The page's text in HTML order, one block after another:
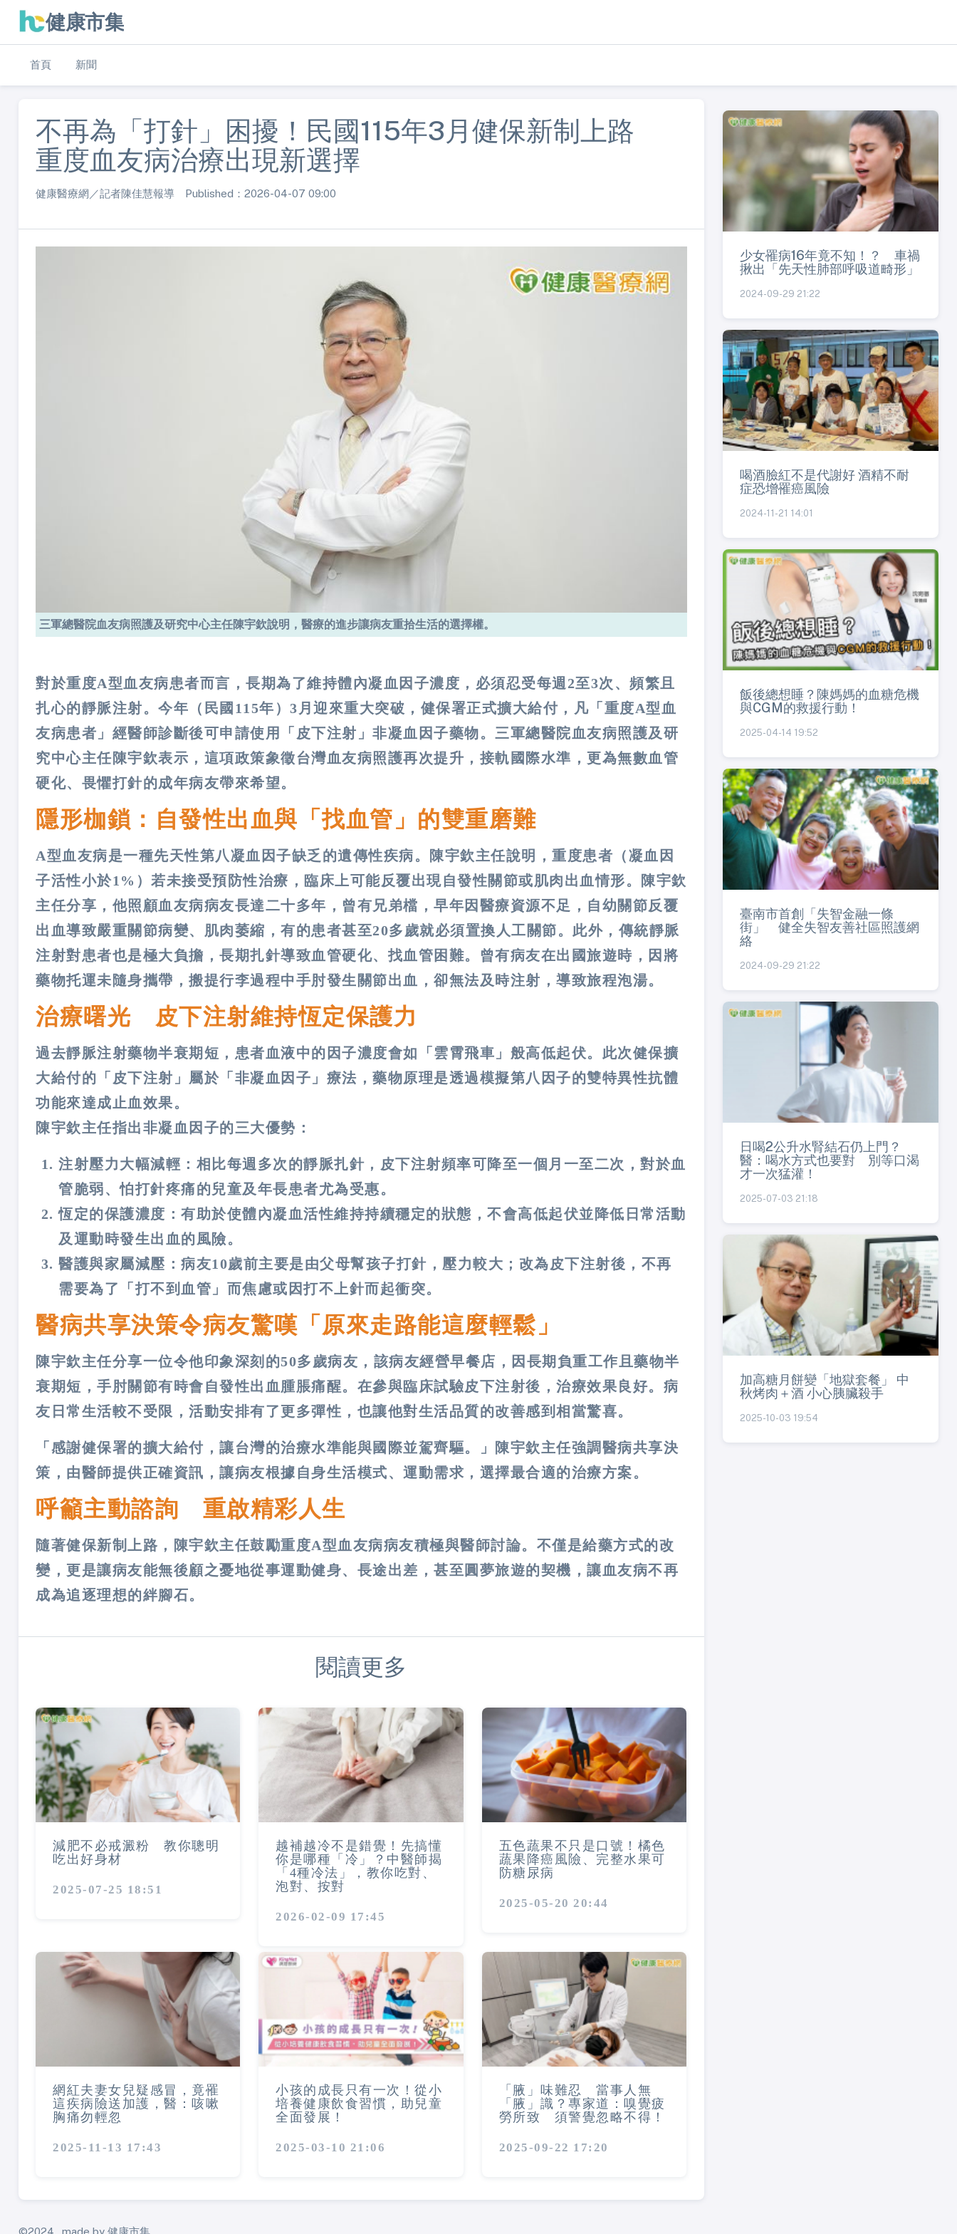
健康市集
首頁 新聞
不再為「打針」困擾！民國115年3月健保新制上路
重度血友病治療出現新選擇
健康醫療網／記者陳佳慧報導 Published：2026-04-07 09:00
三軍總醫院血友病照護及研究中心主任陳宇欽說明，醫療的進步讓病友重拾生活的選擇權。
對於重度A型血友病患者而言，長期為了維持體內凝血因子濃度，必須忍受每週2至3次、頻繁且
扎心的靜脈注射。今年（民國115年）3月迎來重大突破，健保署正式擴大給付，凡「重度A型血
友病患者」經醫師診斷後可申請使用「皮下注射」非凝血因子藥物。三軍總醫院血友病照護及研
究中心主任陳宇欽表示，這項政策象徵台灣血友病照護再次提升，接軌國際水準，更為無數血管
硬化、畏懼打針的成年病友帶來希望。
隱形枷鎖：自發性出血與「找血管」的雙重磨難
A型血友病是一種先天性第八凝血因子缺乏的遺傳性疾病。陳宇欽主任說明，重度患者（凝血因
子活性小於1%）若未接受預防性治療，臨床上可能反覆出現自發性關節或肌肉出血情形。陳宇欽
主任分享，他照顧血友病病友長達二十多年，曾有兄弟檔，早年因醫療資源不足，自幼關節反覆
出血導致嚴重關節病變、肌肉萎縮，有的患者甚至20多歲就必須置換人工關節。此外，傳統靜脈
注射對患者也是極大負擔，長期扎針導致血管硬化、找血管困難。曾有病友在出國旅遊時，因將
藥物托運未隨身攜帶，搬提行李過程中手肘發生關節出血，卻無法及時注射，導致旅程泡湯。
治療曙光 皮下注射維持恆定保護力
過去靜脈注射藥物半衰期短，患者血液中的因子濃度會如「雲霄飛車」般高低起伏。此次健保擴
大給付的「皮下注射」屬於「非凝血因子」療法，藥物原理是透過模擬第八因子的雙特異性抗體
功能來達成止血效果。
陳宇欽主任指出非凝血因子的三大優勢：
注射壓力大幅減輕：相比每週多次的靜脈扎針，皮下注射頻率可降至一個月一至二次，對於血
管脆弱、怕打針疼痛的兒童及年長患者尤為受惠。
恆定的保護濃度：有助於使體內凝血活性維持持續穩定的狀態，不會高低起伏並降低日常活動
及運動時發生出血的風險。
醫護與家屬減壓：病友10歲前主要是由父母幫孩子打針，壓力較大；改為皮下注射後，不再
需要為了「打不到血管」而焦慮或因打不上針而起衝突。
醫病共享決策令病友驚嘆「原來走路能這麼輕鬆」
陳宇欽主任分享一位令他印象深刻的50多歲病友，該病友經營早餐店，因長期負重工作且藥物半
衰期短，手肘關節有時會自發性出血腫脹痛醒。在參與臨床試驗皮下注射後，治療效果良好。病
友日常生活較不受限，活動安排有了更多彈性，也讓他對生活品質的改善感到相當驚喜。
「感謝健保署的擴大給付，讓台灣的治療水準能與國際並駕齊驅。」陳宇欽主任強調醫病共享決
策，由醫師提供正確資訊，讓病友根據自身生活模式、運動需求，選擇最合適的治療方案。
呼籲主動諮詢 重啟精彩人生
隨著健保新制上路，陳宇欽主任鼓勵重度A型血友病病友積極與醫師討論。不僅是給藥方式的改
變，更是讓病友能無後顧之憂地從事運動健身、長途出差，甚至圓夢旅遊的契機，讓血友病不再
成為追逐理想的絆腳石。
閱讀更多
減肥不必戒澱粉 教你聰明
吃出好身材
2025-07-25 18:51
越補越冷不是錯覺！先搞懂
你是哪種「冷」？中醫師揭
「4種冷法」，教你吃對、
泡對、按對
2026-02-09 17:45
五色蔬果不只是口號！橘色
蔬果降癌風險、完整水果可
防糖尿病
2025-05-20 20:44
網紅夫妻女兒疑感冒，竟罹
這疾病險送加護，醫：咳嗽
胸痛勿輕忽
2025-11-13 17:43
小孩的成長只有一次！從小
培養健康飲食習慣，助兒童
全面發展！
2025-03-10 21:06
「腋」味難忍 當事人無
「腋」識？專家道：嗅覺疲
勞所致 須警覺忽略不得！
2025-09-22 17:20
少女罹病16年竟不知！？ 車禍
揪出「先天性肺部呼吸道畸形」
2024-09-29 21:22
喝酒臉紅不是代謝好 酒精不耐
症恐增罹癌風險
2024-11-21 14:01
飯後總想睡？陳媽媽的血糖危機
與CGM的救援行動！
2025-04-14 19:52
臺南市首創「失智金融一條
街」 健全失智友善社區照護網
絡
2024-09-29 21:22
日喝2公升水腎結石仍上門？
醫：喝水方式也要對 別等口渴
才一次猛灌！
2025-07-03 21:18
加高糖月餅變「地獄套餐」 中
秋烤肉＋酒 小心胰臟殺手
2025-10-03 19:54